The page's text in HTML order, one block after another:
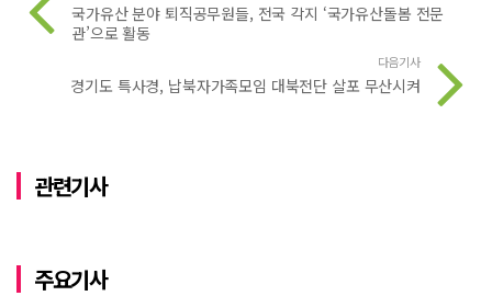
국가유산 분야 퇴직공무원들, 전국 각지 ‘국가유산돌봄 전문
관’으로 활동
다음기사
경기도 특사경, 납북자가족모임 대북전단 살포 무산시켜
관련기사
주요기사